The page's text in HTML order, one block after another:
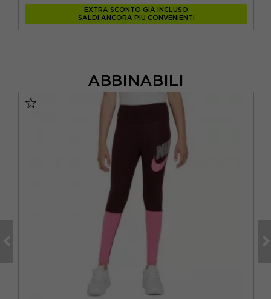
EXTRA SCONTO GIÀ INCLUSO
SALDI ANCORA PIÙ CONVENIENTI
ABBINABILI